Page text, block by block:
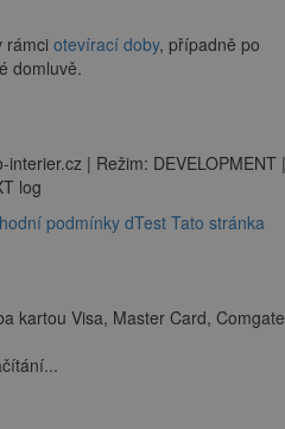
rámci otevírací doby, případně po
domluvě.
| Režim: DEVELOPMENT |
log
podmínky dTestTato stránka